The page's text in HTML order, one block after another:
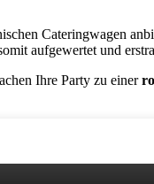
Cateringwagen
aufgewertet und
Ihre Party zu einer